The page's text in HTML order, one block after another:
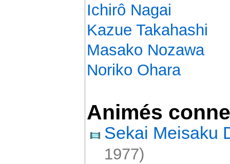
Ichirô Nagai
Kazue Takahashi
Masako Nozawa
Noriko Ohara
Animés
Sekai Meisaku
1977)